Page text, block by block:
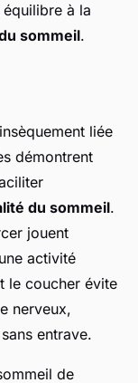
à la
sommeil.
liée
démontrent
du sommeil.
jouent
activité
le coucher évite
nerveux,
entrave.
de